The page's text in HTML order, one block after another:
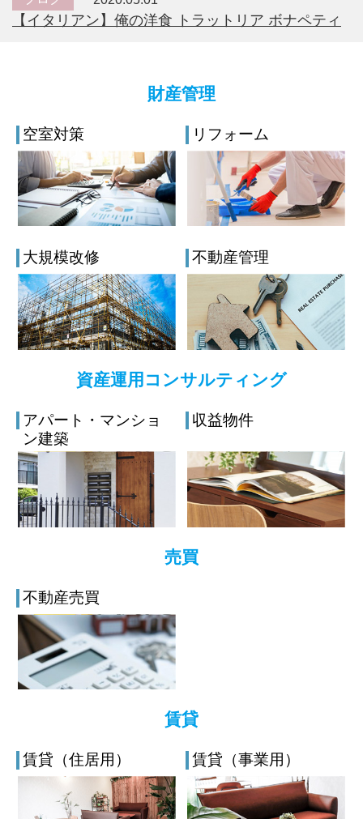
【イタリアン】俺の洋食 トラットリア ボナペティ
財産管理
空室対策 リフォーム
大規模改修 不動産管理
資産運用コンサルティング
アパート・マンショ
ン建築
収益物件
売買
不動産売買
賃貸
賃貸（住居用） 賃貸（事業用）